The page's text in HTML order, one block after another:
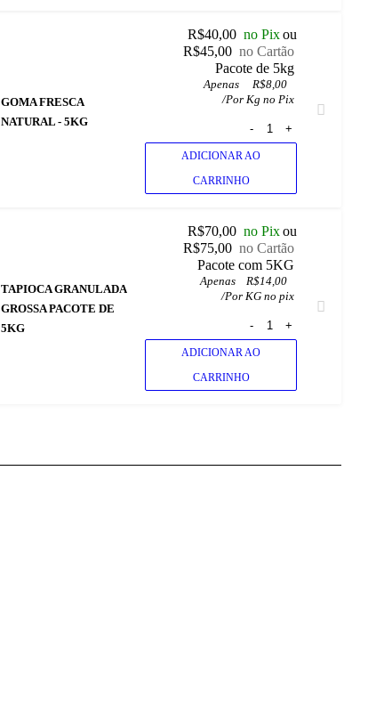
GOMA FRESCA
NATURAL - 5KG
R$40,00 no Pixou
R$45,00 no Cartão
Pacote de 5kg
Apenas R$8,00
/Por Kg no Pix
ADICIONAR AO
CARRINHO
TAPIOCA GRANULADA
GROSSA PACOTE DE
5KG
R$70,00 no Pixou
R$75,00 no Cartão
Pacote com 5KG
Apenas R$14,00
/Por KG no pix
ADICIONAR AO
CARRINHO